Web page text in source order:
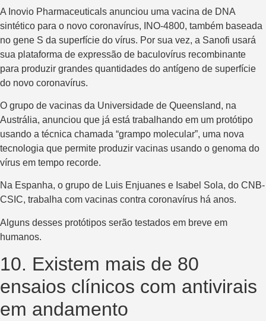
A Inovio Pharmaceuticals anunciou uma vacina de DNA
sintético para o novo coronavírus, INO-4800, também baseada
no gene S da superfície do vírus. Por sua vez, a Sanofi usará
sua plataforma de expressão de baculovírus recombinante
para produzir grandes quantidades do antígeno de superfície
do novo coronavírus.
O grupo de vacinas da Universidade de Queensland, na
Austrália, anunciou que já está trabalhando em um protótipo
usando a técnica chamada “grampo molecular”, uma nova
tecnologia que permite produzir vacinas usando o genoma do
vírus em tempo recorde.
Na Espanha, o grupo de Luis Enjuanes e Isabel Sola, do CNB-
CSIC, trabalha com vacinas contra coronavírus há anos.
Alguns desses protótipos serão testados em breve em
humanos.
10. Existem mais de 80
ensaios clínicos com antivirais
em andamento